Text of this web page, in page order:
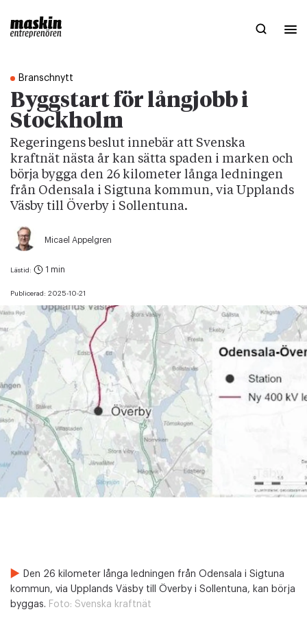
Branschnytt
Byggstart för långjobb i
Stockholm
Regeringens beslut innebär att Svenska
kraftnät nästa år kan sätta spaden i marken och
börja bygga den 26 kilometer långa ledningen
från Odensala i Sigtuna kommun, via Upplands
Väsby till Överby i Sollentuna.
Micael Appelgren
Publicerad: 2025-10-21
Lästid: 1 min
Den 26 kilometer långa ledningen från Odensala i Sigtuna
kommun, via Upplands Väsby till Överby i Sollentuna, kan börja
byggas. Foto: Svenska kraftnät